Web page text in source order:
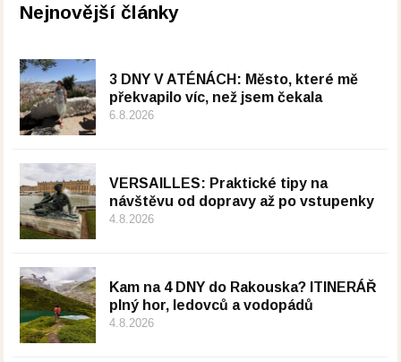
Nejnovější články
3 DNY V ATÉNÁCH: Město, které mě
překvapilo víc, než jsem čekala
6.8.2026
VERSAILLES: Praktické tipy na
návštěvu od dopravy až po vstupenky
4.8.2026
Kam na 4 DNY do Rakouska? ITINERÁŘ
plný hor, ledovců a vodopádů
4.8.2026